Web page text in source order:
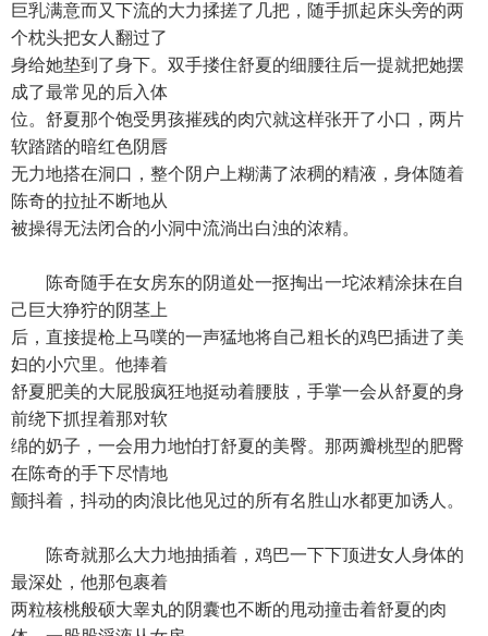
巨乳满意而又下流的大力揉搓了几把，随手抓起床头旁的两
个枕头把女人翻过了
身给她垫到了身下。双手搂住舒夏的细腰往后一提就把她摆
成了最常见的后入体
位。舒夏那个饱受男孩摧残的肉穴就这样张开了小口，两片
软踏踏的暗红色阴唇
无力地搭在洞口，整个阴户上糊满了浓稠的精液，身体随着
陈奇的拉扯不断地从
被操得无法闭合的小洞中流淌出白浊的浓精。
陈奇随手在女房东的阴道处一抠掏出一坨浓精涂抹在自
己巨大狰狞的阴茎上
后，直接提枪上马噗的一声猛地将自己粗长的鸡巴插进了美
妇的小穴里。他捧着
舒夏肥美的大屁股疯狂地挺动着腰肢，手掌一会从舒夏的身
前绕下抓捏着那对软
绵的奶子，一会用力地怕打舒夏的美臀。那两瓣桃型的肥臀
在陈奇的手下尽情地
颤抖着，抖动的肉浪比他见过的所有名胜山水都更加诱人。
陈奇就那么大力地抽插着，鸡巴一下下顶进女人身体的
最深处，他那包裹着
两粒核桃般硕大睾丸的阴囊也不断的甩动撞击着舒夏的肉